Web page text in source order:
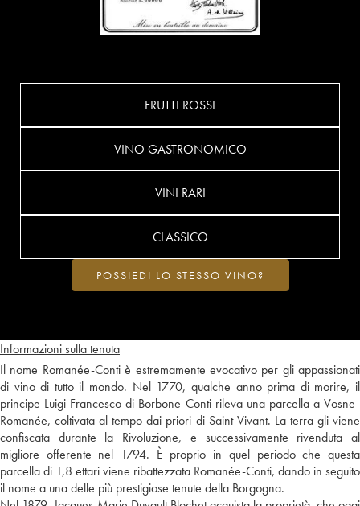
Informazioni sulla tenuta
Il nome Romanée-Conti è estremamente evocativo per gli appassionati
di vino di tutto il mondo. Nel 1770, qualche anno prima di morire, il
principe Luigi Francesco di Borbone-Conti rileva una parcella a Vosne-
Romanée, coltivata al tempo dai priori di Saint-Vivant. La terra gli viene
confiscata durante la Rivoluzione, e successivamente rivenduta al
migliore offerente nel 1794. È proprio in quel periodo che questa
parcella di 1,8 ettari viene ribattezzata Romanée-Conti, dando in seguito
il nome a una delle più prestigiose tenute della Borgogna.
FRUTTI ROSSI
VINO GASTRONOMICO
VINI RARI
CLASSICO
POSSIEDI LO STESSO VINO?